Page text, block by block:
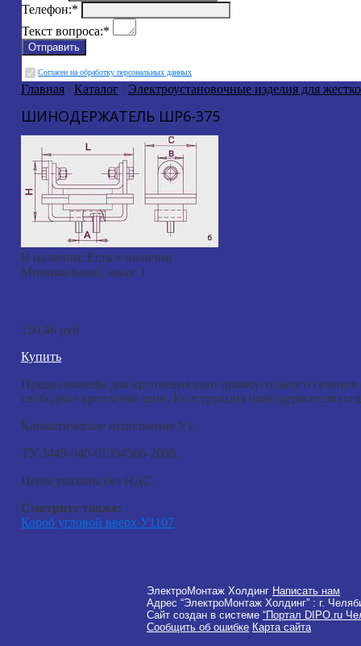
Телефон:*
Текст вопроса:*
Cогласен на обработку персональных данных
Главная /Каталог / Электроустановочные изделия для
ШИНОДЕРЖАТЕЛЬ ШР6-375
В наличии: Есть в наличии
Минимальный заказ: 1
150,46 руб
Купить
Предназначены для крепления шин прямоугольного
свободное крепление шин. Конструкция шинодержателя
Климатическое исполнение У1.
ТУ 3449-040-01394366-2008.
Цены указаны без НДС.
Смотрите также:
Короб угловой вверх У1107
ЭлектроМонтаж Холдинг Написать нам
Адрес “ЭлектроМонтаж Холдинг” : г.
Сайт создан в системе “Портал DIPO.ru
Сообщить об ошибке Карта сайта